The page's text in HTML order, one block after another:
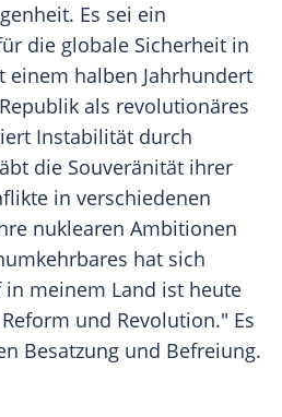
Es sei ein
die globale Sicherheit in
einem halben Jahrhundert
als revolutionäres
Instabilität durch
die Souveränität ihrer
in verschiedenen
nuklearen Ambitionen
hat sich
meinem Land ist heute
und Revolution." Es
Besatzung und Befreiung.